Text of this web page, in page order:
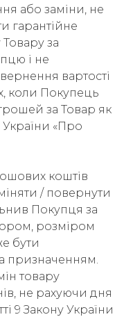
або заміни, не
гарантійне
за
і не
вартості
коли Покупець
за Товар як
України «Про
коштів
/ повернути
Покупця за
розміром
бути
призначенням.
товару
не рахуючи дня
9 Закону України